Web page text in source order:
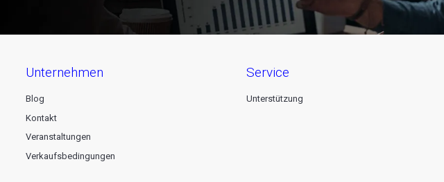
unternehmen
Blog
Kontakt
Veranstaltungen
Verkaufsbedingungen
service
Unterstützung